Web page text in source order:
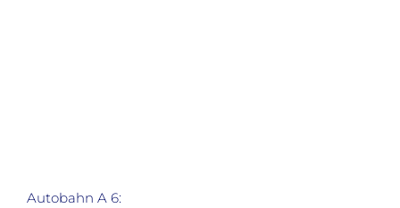
Autobahn A 6: